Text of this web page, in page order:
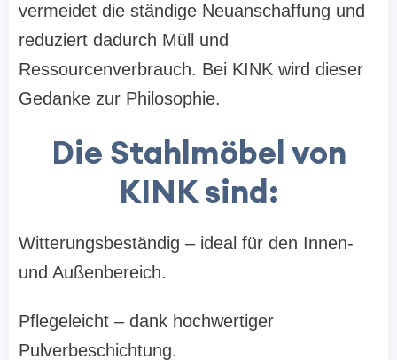
vermeidet die ständige Neuanschaffung und
reduziert dadurch Müll und
Ressourcenverbrauch. Bei KINK wird dieser
Gedanke zur Philosophie.
Die Stahlmöbel von
KINK sind:
Witterungsbeständig – ideal für den Innen-
und Außenbereich.
Pflegeleicht – dank hochwertiger
Pulverbeschichtung.